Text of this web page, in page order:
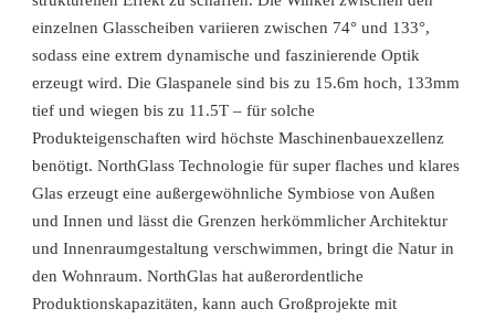
einzelnen Glasscheiben variieren zwischen 74° und 133°,
sodass eine extrem dynamische und faszinierende Optik
erzeugt wird. Die Glaspanele sind bis zu 15.6m hoch, 133mm
tief und wiegen bis zu 11.5T – für solche
Produkteigenschaften wird höchste Maschinenbauexzellenz
benötigt. NorthGlass Technologie für super flaches und klares
Glas erzeugt eine außergewöhnliche Symbiose von Außen
und Innen und lässt die Grenzen herkömmlicher Architektur
und Innenraumgestaltung verschwimmen, bringt die Natur in
den Wohnraum. NorthGlas hat außerordentliche
Produktionskapazitäten, kann auch Großprojekte mit